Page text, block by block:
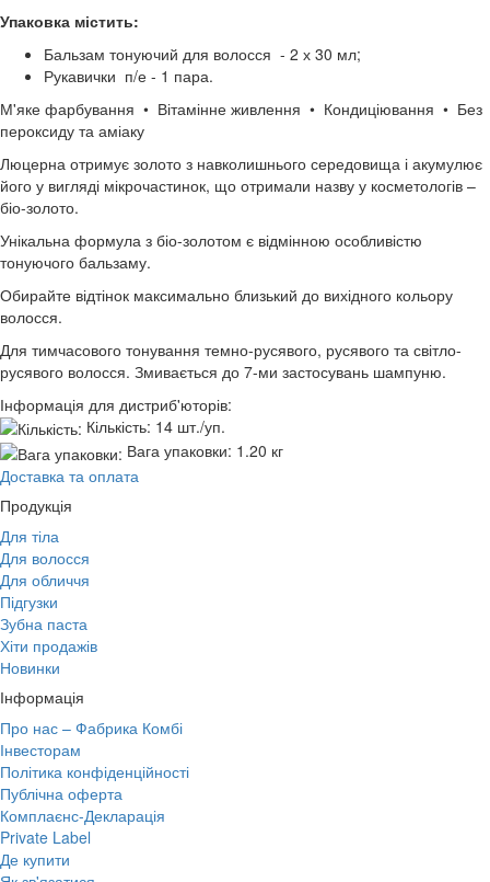
Упаковка містить:
Бальзам тонуючий для волосся - 2 х 30 мл;
Рукавички п/е - 1 пара.
М'яке фарбування • Вітамінне живлення • Кондиціювання • Без
пероксиду та аміаку
Люцерна отримує золото з навколишнього середовища і акумулює
його у вигляді мікрочастинок, що отримали назву у косметологів –
біо-золото.
Унікальна формула з біо-золотом є відмінною особливістю
тонуючого бальзаму.
Обирайте відтінок максимально близький до вихідного кольору
волосся.
Для тимчасового тонування темно-русявого, русявого та світло-
русявого волосся. Змивається до 7-ми застосувань шампуню.
Інформація для дистриб'юторів:
Кількість: 14 шт./уп.
Вага упаковки: 1.20 кг
Доставка та оплата
Продукція
Для тіла
Для волосся
Для обличчя
Підгузки
Зубна паста
Хіти продажів
Новинки
Інформація
Про нас – Фабрика Комбі
Інвесторам
Політика конфіденційності
Публічна оферта
Комплаєнс-Декларація
Private Label
Де купити